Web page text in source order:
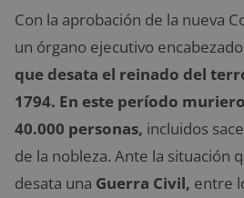
Con la aprobación de la nueva
un órgano ejecutivo
que desata el reinado del
1794. En este período
40.000 personas, incluidos
de la nobleza. Ante la situación
desata una Guerra Civil, entre